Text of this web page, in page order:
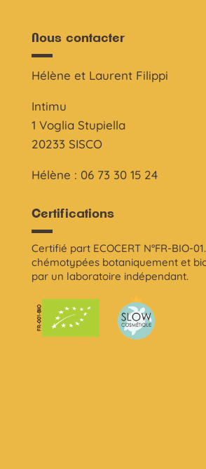
Nous contacter
Hélène et Laurent Filippi
Intimu
1 Voglia Stupiella
20233 SISCO
Hélène : 06 73 30 15 24
Certifications
Certifié part ECOCERT N°FR-BIO-
chémotypées botaniquement et
par un laboratoire indépendant.